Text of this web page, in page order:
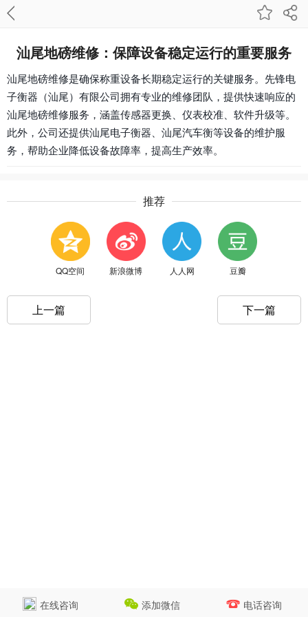
汕尾地磅维修：保障设备稳定运行的重要服务
汕尾地磅维修是确保称重设备长期稳定运行的关键服务。先锋电
子衡器（汕尾）有限公司拥有专业的维修团队，提供快速响应的
汕尾地磅维修服务，涵盖传感器更换、仪表校准、软件升级等。
此外，公司还提供汕尾电子衡器、汕尾汽车衡等设备的维护服
务，帮助企业降低设备故障率，提高生产效率。
推荐
QQ空间 新浪微博 人人网 豆瓣
上一篇 下一篇
在线咨询 添加微信 电话咨询